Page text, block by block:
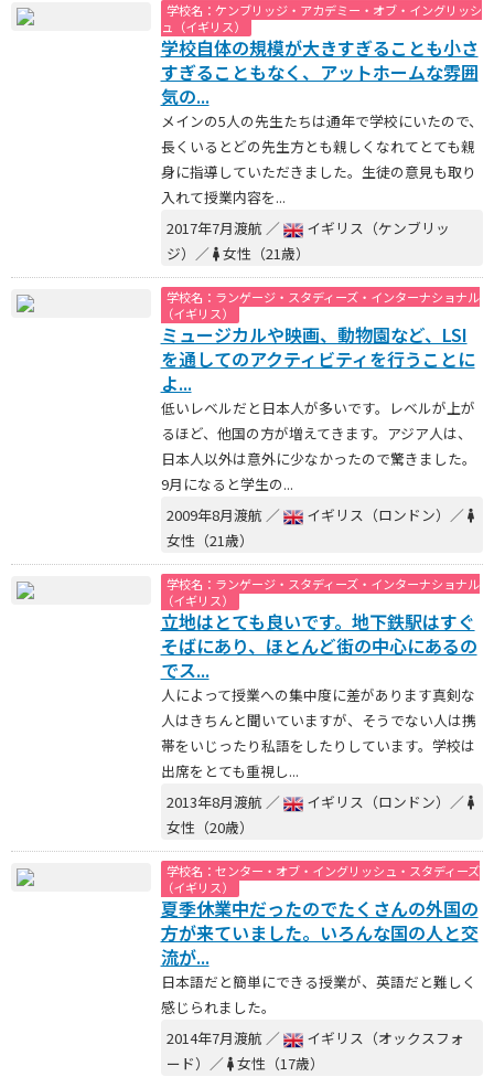
学校名：ケンブリッジ・アカデミー・オブ・イングリッシ
ュ（イギリス）
学校自体の規模が大きすぎることも小さ
すぎることもなく、アットホームな雰囲
気の...
メインの5人の先生たちは通年で学校にいたので、
長くいるとどの先生方とも親しくなれてとても親
身に指導していただきました。生徒の意見も取り
入れて授業内容を...
2017年7月渡航 ／
イギリス（ケンブリッ
ジ）／ 女性（21歳）
学校名：ランゲージ・スタディーズ・インターナショナル
（イギリス）
ミュージカルや映画、動物園など、LSI
を通してのアクティビティを行うことに
よ...
低いレベルだと日本人が多いです。レベルが上が
るほど、他国の方が増えてきます。アジア人は、
日本人以外は意外に少なかったので驚きました。
9月になると学生の...
2009年8月渡航 ／
イギリス（ロンドン）／
女性（21歳）
学校名：ランゲージ・スタディーズ・インターナショナル
（イギリス）
立地はとても良いです。地下鉄駅はすぐ
そばにあり、ほとんど街の中心にあるの
でス...
人によって授業への集中度に差があります真剣な
人はきちんと聞いていますが、そうでない人は携
帯をいじったり私語をしたりしています。学校は
出席をとても重視し...
2013年8月渡航 ／
イギリス（ロンドン）／
女性（20歳）
学校名：センター・オブ・イングリッシュ・スタディーズ
（イギリス）
夏季休業中だったのでたくさんの外国の
方が来ていました。いろんな国の人と交
流が...
日本語だと簡単にできる授業が、英語だと難しく
感じられました。
2014年7月渡航 ／
イギリス（オックスフォ
ード）／ 女性（17歳）